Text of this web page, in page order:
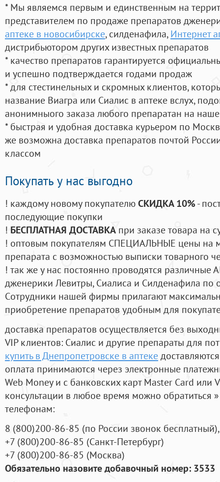
* Мы являемся первым и единственным на
представителем по продаже препаратов
аптеке в новосибирске, силденафила, Интернет
дистрибьютором других известных препаратов
* качество препаратов гарантируется
и успешно подтверждается годами продаж
* для стестинельных и скромных клиентов,
название Виагра или Сиалис в аптеке вслух,
анонимныого заказа любого препаратан на
* быстрая и удобная доставка курьером по
же возможна доставка препаратов почтой
классом
Покупать у нас выгодно
! каждому новому покупателюСКИДКА 10%-
последующие покупки
! БЕСПЛАТНАЯ ДОСТАВКА при заказе товара на
! оптовым покупателям СПЕЦИАЛЬНЫЕ цены на
препарата с возможностью выписки товарного
! так же у нас постоянно проводятся
дженерики Левитры, Сиалиса и Силденафила по
Cотрудники нашей фирмы прилагают
приобретение препаратов удобным для
доставка препаратов осуществляется без
VIP клиентов: Сиалис и другие препараты для
купить в Днепропетровске в аптеке
оплата принимаются через электронные
Web Money и с банковских карт Master Card или
консультации в любое время можно обратиться
телефонам:
8 (800)200-86-85 (по России звонок бесплатный),
+7 (800)200-86-85 (Санкт-Петербург)
+7 (800)200-86-85 (Москва)
Обязательно назовите добавочный номер: 3533